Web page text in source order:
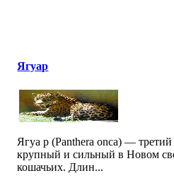
Ягуар
Ягуа р (Panthera onca) —
крупный и сильный в Новом
кошачьих. Длин...